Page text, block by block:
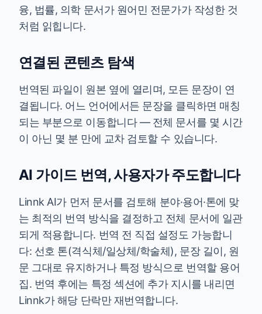
융, 법률, 의학 문서가 원어민 전문가가 작성한 것
처럼 읽힙니다.
연결된 콘텐츠 탐색
번역된 파일이 원본 옆에 열리며, 모든 문장이 연
결됩니다. 어느 언어에서든 문장을 클릭하면 매칭
되는 부분으로 이동합니다 — 전체 문서를 몇 시간
이 아닌 몇 분 만에 교차 검토할 수 있습니다.
AI 가이드 번역, 사용자가 주도합니다
Linnk AI가 먼저 문서를 검토해 분야·용어·톤에 맞
는 최적의 번역 방식을 결정하고 전체 문서에 일관
되게 적용합니다. 번역 전 직접 설정도 가능합니
다: 선호 톤(격식체/일상체/학술체), 문장 길이, 원
문 그대로 유지하거나 특정 방식으로 번역할 용어
집. 번역 후에는 특정 섹션에 추가 지시를 내리면
Linnk가 해당 단락만 재번역합니다.